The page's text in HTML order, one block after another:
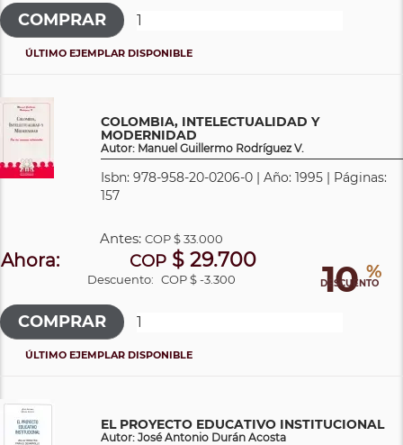
ÚLTIMO EJEMPLAR DISPONIBLE
COLOMBIA, INTELECTUALIDAD Y
MODERNIDAD
Autor: Manuel Guillermo Rodríguez V.
Isbn: 978-958-20-0206-0 | Año: 1995 | Páginas:
157
10 %
DESCUENTO
Antes: COP$ 33.000
Ahora: COP$ 29.700
Descuento: COP $ -3.300
ÚLTIMO EJEMPLAR DISPONIBLE
EL PROYECTO EDUCATIVO INSTITUCIONAL
Autor: José Antonio Durán Acosta